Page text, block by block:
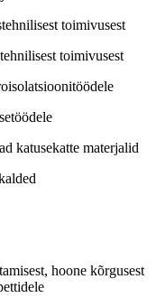
toimivusest
toimivusest
katusekatte materjalid
hoone kõrgusest